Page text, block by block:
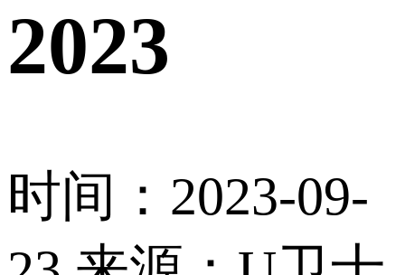
2023
时间：2023-09-